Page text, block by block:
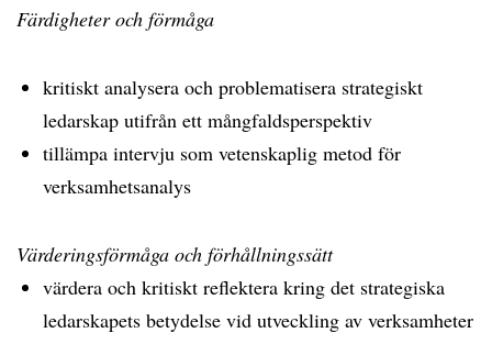
Färdigheter och förmåga
kritiskt analysera och problematisera strategiskt
ledarskap utifrån ett mångfaldsperspektiv
tillämpa intervju som vetenskaplig metod för
verksamhetsanalys
Värderingsförmåga och förhållningssätt
värdera och kritiskt reflektera kring det strategiska
ledarskapets betydelse vid utveckling av verksamheter